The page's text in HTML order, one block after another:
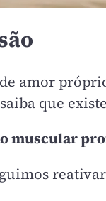
amor
que
muscular